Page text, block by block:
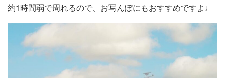
約1時間弱で周れるので、お写んぽにもおすすめですよ♩